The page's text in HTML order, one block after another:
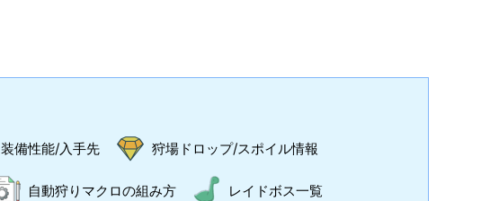
装備性能/入手先 狩場ドロップ/スポイル情報
自動狩りマクロの組み方 レイドボス一覧